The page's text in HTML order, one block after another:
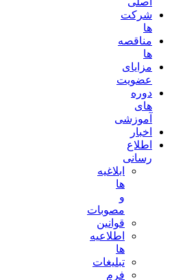
شرکت
ها
مناقصه
ها
مزایای
عضویت
دوره
های
آموزشی
اخبار
اطلاع
رسانی
ابلاغیه
ها
و
مصوبات
قوانین
اطلاعیه
ها
تبلیغات
فرم